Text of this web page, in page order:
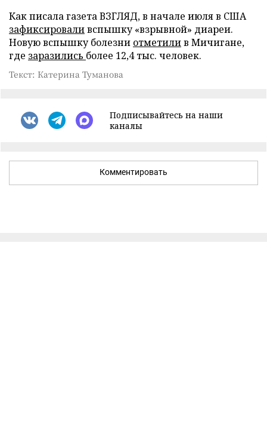
Как писала газета ВЗГЛЯД, в начале июля в США
зафиксироваливспышку «взрывной» диареи.
Новую вспышку болезни отметилив Мичигане,
где заразились более 12,4 тыс. человек.
Текст: Катерина Туманова
Подписывайтесь на наши
каналы
Комментировать